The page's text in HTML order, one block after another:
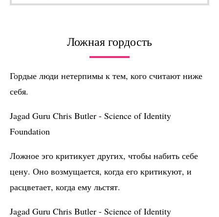
Ложная гордость
Гордые люди нетерпимы к тем, кого считают ниже
себя.
Jagad Guru Chris Butler - Science of Identity
Foundation
Ложное эго критикует других, чтобы набить себе
цену. Оно возмущается, когда его критикуют, и
расцветает, когда ему льстят.
Jagad Guru Chris Butler - Science of Identity